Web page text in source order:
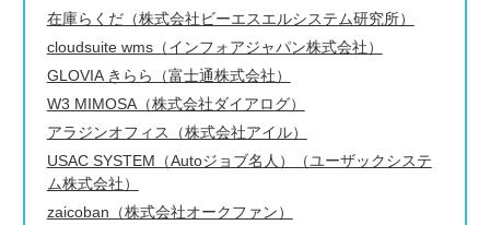
在庫らくだ（株式会社ビーエスエルシステム研究所）
cloudsuite wms（インフォアジャパン株式会社）
GLOVIA きらら（富士通株式会社）
W3 MIMOSA（株式会社ダイアログ）
アラジンオフィス（株式会社アイル）
USAC SYSTEM（Autoジョブ名人）（ユーザックシステ
ム株式会社）
zaicoban（株式会社オークファン）